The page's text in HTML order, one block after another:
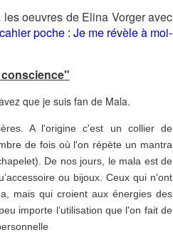
oeuvres de Elina Vorger avec
poche : Je me révèle à moi-
que je suis fan de Mala.
A l'origine c'est un collier de
de fois où l'on répète un mantra
De nos jours, le mala est de
ou bijoux.Ceux qui n'ont
mais qui croient aux énergies des
importe l’utilisation que l'on fait de